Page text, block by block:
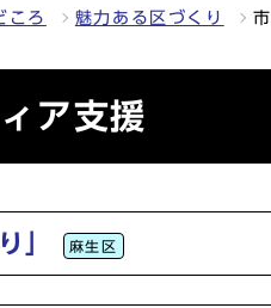
ころ 魅力ある区づくり
ア支援
」 麻生区